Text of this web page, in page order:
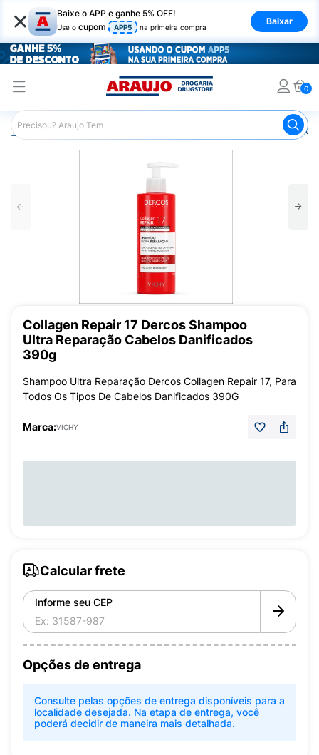
× Baixe o APP e ganhe 5% OFF!
Use o cupom APP5 na primeira compra
Baixar
0
Araujo Cabelo Cabelos Danificados ou
Collagen Repair 17 Dercos Shampoo
Ultra Reparação Cabelos Danificados
390g
Shampoo Ultra Reparação Dercos Collagen Repair 17, Para
Todos Os Tipos De Cabelos Danificados 390G
Marca:VICHY
Calcular frete
Informe seu CEP
Opções de entrega
Consulte pelas opções de entrega disponíveis para a
localidade desejada. Na etapa de entrega, você
poderá decidir de maneira mais detalhada.